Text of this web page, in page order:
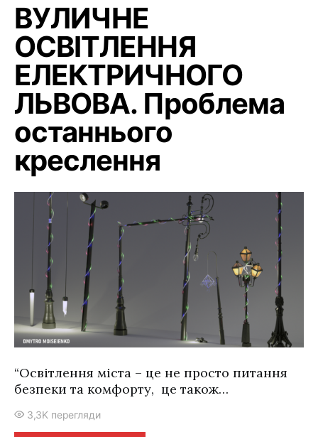
ВУЛИЧНЕ
ОСВІТЛЕННЯ
ЕЛЕКТРИЧНОГО
ЛЬВОВА. Проблема
останнього
креслення
“Освітлення міста – це не просто питання
безпеки та комфорту, це також…
3,3K перегляди